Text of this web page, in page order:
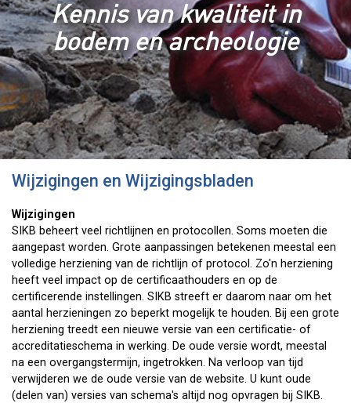
Kennis van kwaliteit in
bodem en archeologie
Wijzigingen en Wijzigingsbladen
Wijzigingen
SIKB beheert veel richtlijnen en protocollen. Soms moeten die
aangepast worden. Grote aanpassingen betekenen meestal een
volledige herziening van de richtlijn of protocol. Zo'n herziening
heeft veel impact op de certificaathouders en op de
certificerende instellingen. SIKB streeft er daarom naar om het
aantal herzieningen zo beperkt mogelijk te houden. Bij een grote
herziening treedt een nieuwe versie van een certificatie- of
accreditatieschema in werking. De oude versie wordt, meestal
na een overgangstermijn, ingetrokken. Na verloop van tijd
verwijderen we de oude versie van de website. U kunt oude
(delen van) versies van schema's altijd nog opvragen bij SIKB.